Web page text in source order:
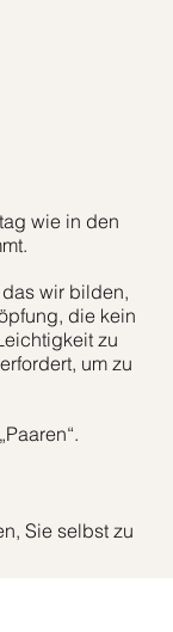
wie in den
wir bilden,
die kein
zu
um zu
Sie selbst zu